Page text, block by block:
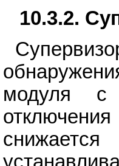
10.3.2.
модуля с